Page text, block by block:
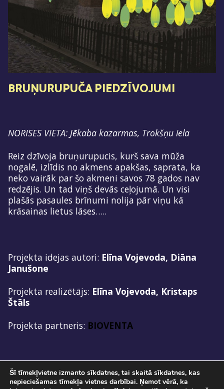
BRUŅURUPUČA PIEDZĪVOJUMI
NORISES VIETA: Jēkaba kazarmas, Trokšņu iela
Reiz dzīvoja bruņurupucis, kurš sava mūža
nogalē, izlīdis no akmens apakšas, saprata, ka
neko vairāk par šo akmeni savos 78 gados nav
redzējis. Un tad viņš devās ceļojumā. Un visi
plašās pasaules brīnumi nolija pār viņu kā
krāsainas lietus lāses…..
Projekta idejas autori: Elīna Vojevoda, Diāna
Janušone
Projekta realizētājs: Elīna Vojevoda, Kristaps
Štāls
Projekta partneris: BIOVENTA
Šī tīmekļvietne izmanto sīkdatnes, tai skaitā sīkdatnes, kas
nepieciešamas tīmekļa vietnes darbībai. Ņemot vērā, ka